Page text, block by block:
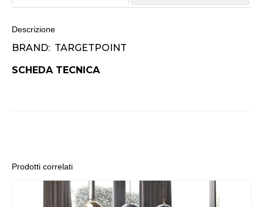
Descrizione
BRAND: TARGETPOINT
SCHEDA TECNICA
Prodotti correlati